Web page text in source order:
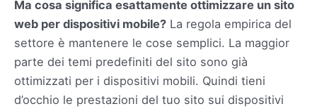
Ma cosa significa esattamente ottimizzare un sito
web per dispositivi mobile? La regola empirica del
settore è mantenere le cose semplici. La maggior
parte dei temi predefiniti del sito sono già
ottimizzati per i dispositivi mobili. Quindi tieni
d’occhio le prestazioni del tuo sito sui dispositivi